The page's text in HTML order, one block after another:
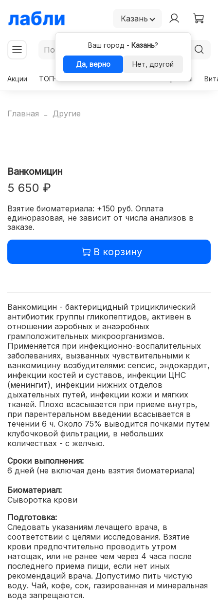
Казань
Ваш город - Казань?
Да, верно
Нет, другой
Акции
ТОП-50 Гормоны
Главная Другие
Ванкомицин
5 650 ₽
Взятие биоматериала: +150 руб. Оплата
единоразовая, не зависит от числа анализов в
заказе.
В корзину
Ванкомицин - бактерицидный трициклический
антибиотик группы гликопептидов, активен в
отношении аэробных и анаэробных
грамположительных микроорганизмов.
Применяется при инфекционно-воспалительных
заболеваниях, вызванных чувствительными к
ванкомицину возбудителями: сепсис, эндокардит,
инфекции костей и суставов, инфекции ЦНС
(менингит), инфекции нижних отделов
дыхательных путей, инфекции кожи и мягких
тканей. Плохо всасывается при приеме внутрь,
при парентеральном введении всасывается в
течении 6 ч. Около 75% выводится почками путем
клубочковой фильтрации, в небольших
количествах - с желчью.
Сроки выполнения:
6 дней (не включая день взятия биоматериала)
Биоматериал:
Сыворотка крови
Подготовка:
Следовать указаниям лечащего врача, в
соответствии с целями исследования. Взятие
крови предпочтительно проводить утром
натощак, или не ранее чем через 4 часа после
последнего приема пищи, если нет иных
рекомендаций врача. Допустимо пить чистую
воду. Чай, кофе, сок, газированная и минеральная
вода запрещаются.